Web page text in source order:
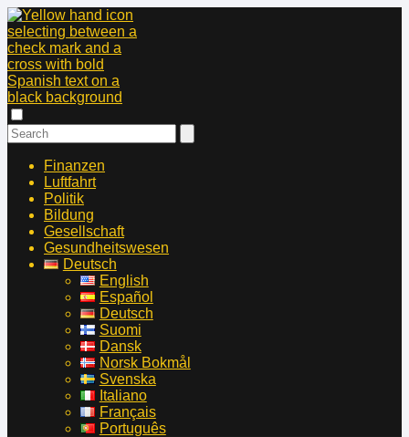
Finanzen
Luftfahrt
Politik
Bildung
Gesellschaft
Gesundheitswesen
Deutsch
English
Español
Deutsch
Suomi
Dansk
Norsk Bokmål
Svenska
Italiano
Français
Português